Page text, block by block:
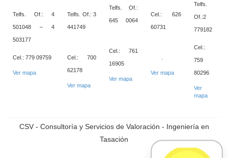
Telfs. Of.: 4
501048 – 4
503177
Cel.: 779 09759
Ver mapa
Telfs. Of.: 3
441749
Cel.: 700
62178
Ver mapa
Telfs. Of.:
645 0064
Cel.: 761
16905
Ver mapa
Cel.: 626
60731
Ver mapa
Telfs.
Of.:2
779182
Cel.:
759
80296
Ver
mapa
CSV - Consultoría y Servicios de Valoración - Ingeniería en
Tasación